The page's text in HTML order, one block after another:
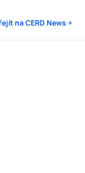
na CERD News